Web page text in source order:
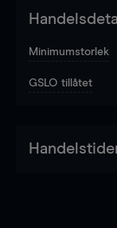
Minimumstorlek
GSLO tillåtet